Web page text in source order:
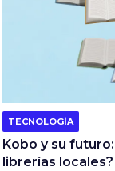
TECNOLOGÍA
Kobo y su
librerías locales?